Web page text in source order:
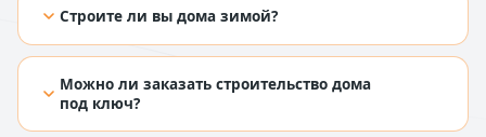
Строите ли вы дома зимой?
[TODO: добавить ответ из Figma]
Можно ли заказать строительство дома
под ключ?